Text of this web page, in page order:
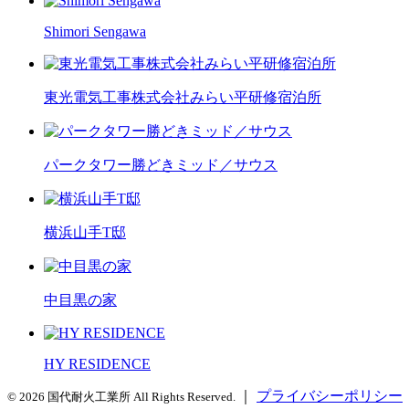
Shimori Sengawa
東光電気工事株式会社みらい平研修宿泊所
パークタワー勝どきミッド／サウス
横浜山手T邸
中目黒の家
HY RESIDENCE
© 2026 国代耐火工業所 All Rights Reserved. プライバシーポリシー